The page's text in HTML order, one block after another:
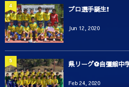
プロ選手誕生❗️
Jun 12, 2020
4
県リーグ⚽️自彊館中
Feb 24, 2020
5